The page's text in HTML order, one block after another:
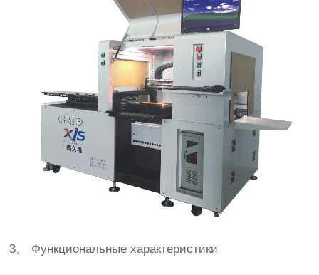
3、 Функциональные характеристики